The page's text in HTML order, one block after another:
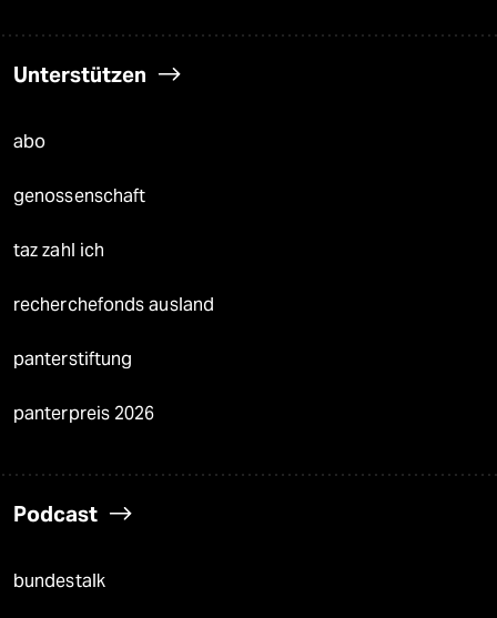
Unterstützen
abo
genossenschaft
taz zahl ich
recherchefonds ausland
panterstiftung
panterpreis 2026
Podcast
bundestalk